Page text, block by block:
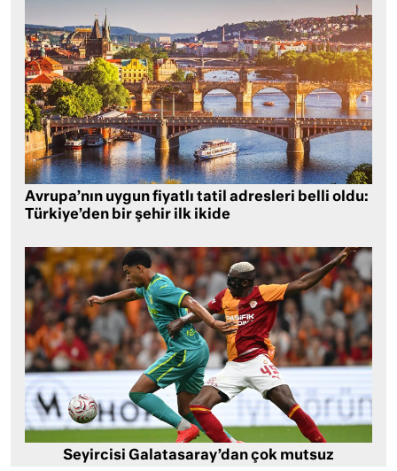
Avrupa’nın uygun fiyatlı tatil adresleri belli oldu:
Türkiye’den bir şehir ilk ikide
Seyircisi Galatasaray’dan çok mutsuz